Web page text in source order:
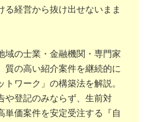
る経営から抜け出せないまま
域の士業・金融機関・専門家
質の高い紹介案件を継続的に
ワーク」の構築法を解説。
や登記のみならず、生前対
単価案件を安定受注する『自